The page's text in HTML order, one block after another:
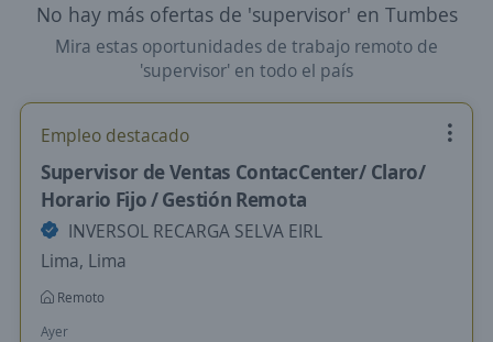
No hay más ofertas de 'supervisor' en Tumbes
Mira estas oportunidades de trabajo remoto de
'supervisor' en todo el país
Empleo destacado
Supervisor de Ventas ContacCenter/ Claro/
Horario Fijo / Gestión Remota
INVERSOL RECARGA SELVA EIRL
Lima, Lima
Remoto
Ayer